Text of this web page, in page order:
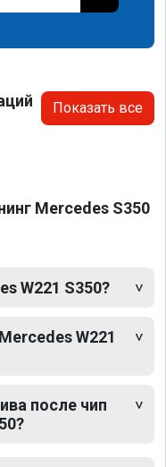
Показать все
Mercedes S350
W221 S350?
W221
после чип